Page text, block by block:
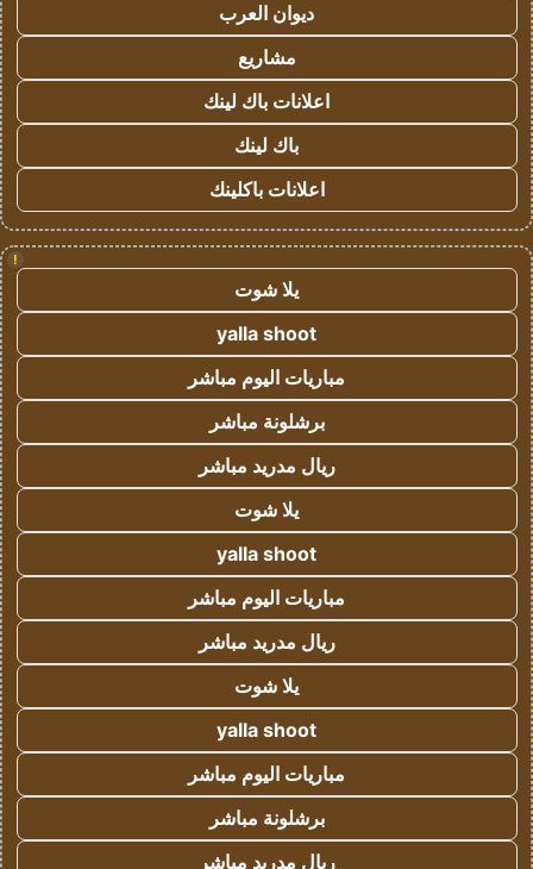
ديوان العرب
مشاريع
اعلانات باك لينك
باك لينك
اعلانات باكلينك
!
يلا شوت
yalla shoot
مباريات اليوم مباشر
برشلونة مباشر
ريال مدريد مباشر
يلا شوت
yalla shoot
مباريات اليوم مباشر
ريال مدريد مباشر
يلا شوت
yalla shoot
مباريات اليوم مباشر
برشلونة مباشر
ريال مدريد مباشر